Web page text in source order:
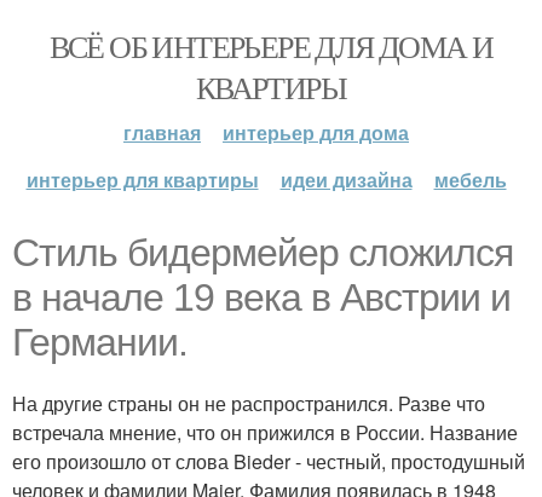
ВСЁ ОБ ИНТЕРЬЕРЕ ДЛЯ ДОМА И
КВАРТИРЫ
главная
интерьер для дома
интерьер для квартиры
идеи дизайна мебель
Стиль бидермейер сложился
в начале 19 века в Австрии и
Германии.
На другие страны он не распространился. Разве что
встречала мнение, что он прижился в России. Название
его произошло от слова Bieder - честный, простодушный
человек и фамилии Maier. Фамилия появилась в 1948